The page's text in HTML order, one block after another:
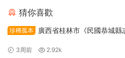
猜你喜歡
珍稀孤本
廣西省桂林市《民國恭城
3周前 2.92k